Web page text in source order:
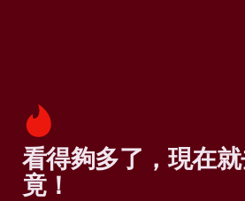
看得夠多了，現在
竟！